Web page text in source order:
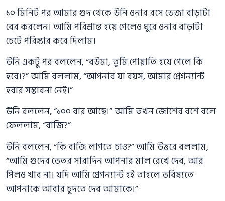
১০ মিনিট পর আমার গুদ থেকে উনি ওনার রসে ভেজা বাড়াটা
বের করলেন। আমি পরিশ্রান্ত হয়ে গেলেও ঘুরে ওনার বাড়াটা
চেটে পরিস্কার করে দিলাম।
উনি একটু পর বললেন, “বউমা, তুমি পোয়াতি হয়ে গেলে কি
হবে।?” আমি বললাম, “আপনার যা বয়স, আমার প্রেগন্যান্ট
হবার সম্ভাবনা নেই।”
উনি বললেন, “১০০ বার আছে।” আমি তখন জোশের বশে বলে
ফেললাম, “বাজি?”
উনি বললেন, “কি বাজি লাগতে চাও?” আমি উত্তরে বললাম,
“আমি গুদের ভেতর সারাদিন আপনার মাল রেখে দেব, আর
পিলও খাব না। যদি আমি প্রেগন্যান্ট হই তাহলে ভবিষ্যতে
আপনাকে আবার চুদতে দেব আমাকে।”